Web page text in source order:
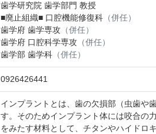
歯学研究院 歯学部門 教授
■廃止組織■ 口腔機能修復科 （併任）
歯学府 歯学専攻 （併任）
歯学府 口腔科学専攻 （併任）
歯学部 歯学科 （併任）
0926426441
インプラントとは、歯の欠損部（虫歯や
す。そのためインプラント体には咬合の
をみたす材料として、チタンやハイドロ